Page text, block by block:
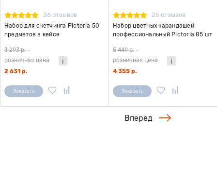
26 отзывов
Набор для скетчинга Pictoria 50
предметов в кейсе
3 293 р. -
розничная цена
2 631 р.
Заказать
25 отзывов
Набор цветных карандашей
профессиональный Pictoria 85 шт
5 449 р. -
розничная цена
4 355 р.
Заказать
Вперед